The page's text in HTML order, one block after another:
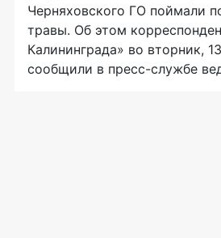
Черняховского ГО поймали
травы. Об этом
Калининграда» во вторник,
сообщили в пресс-службе